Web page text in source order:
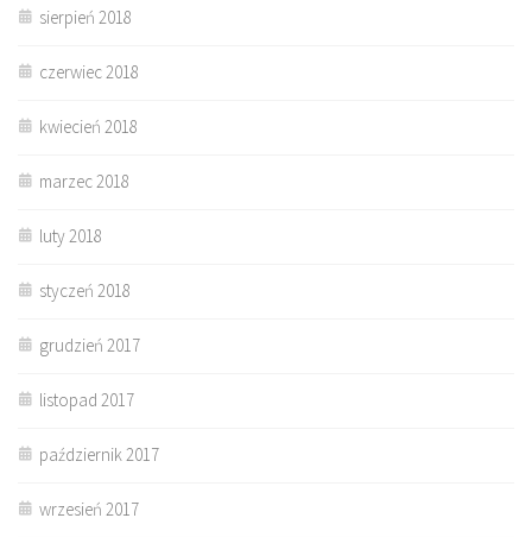
sierpień 2018
czerwiec 2018
kwiecień 2018
marzec 2018
luty 2018
styczeń 2018
grudzień 2017
listopad 2017
październik 2017
wrzesień 2017